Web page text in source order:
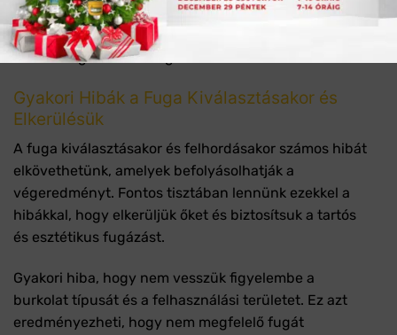
például felújításoknál vagy javításoknál. A fuga
használata során azonban gyorsan kell dolgozni,
mivel a fuga hamar megszilárdul.
Gyakori Hibák a Fuga Kiválasztásakor és
Elkerülésük
A fuga kiválasztásakor és felhordásakor számos hibát
elkövethetünk, amelyek befolyásolhatják a
végeredményt. Fontos tisztában lennünk ezekkel a
hibákkal, hogy elkerüljük őket és biztosítsuk a tartós
és esztétikus fugázást.
Gyakori hiba, hogy nem vesszük figyelembe a
burkolat típusát és a felhasználási területet. Ez azt
eredményezheti, hogy nem megfelelő fugát